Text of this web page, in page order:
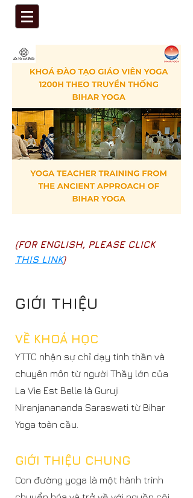
(FOR ENGLISH, PLEASE CLICK
THIS LINK)
GIỚI THIỆU
VỀ KHOÁ HỌC
YTTC nhận sự chỉ dạy tinh thần và
chuyên môn từ người Thầy lớn của
La Vie Est Belle là Guruji
Niranjanananda Saraswati từ Bihar
Yoga toàn cầu.
GIỚI THIỆU CHUNG
Con đường yoga là một hành trình